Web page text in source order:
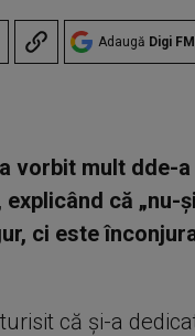
Adaugă Digi FM
vorbit mult dde-
că „nu-
ci este
că și-a